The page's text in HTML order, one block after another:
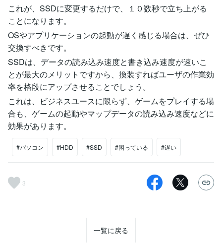
これが、SSDに変更するだけで、１０数秒で立ち上がる
ことになります。
OSやアプリケーションの起動が遅く感じる場合は、ぜひ
交換すべきです。
SSDは、データの読み込み速度と書き込み速度が速いこ
とが最大のメリットですから、換装すればユーザの作業効
率を格段にアップさせることでしょう。
これは、ビジネスユースに限らず、ゲームをプレイする場
合も、ゲームの起動やマップデータの読み込み速度などに
効果があります。
#パソコン #HDD #SSD #困っている #遅い
3
一覧に戻る